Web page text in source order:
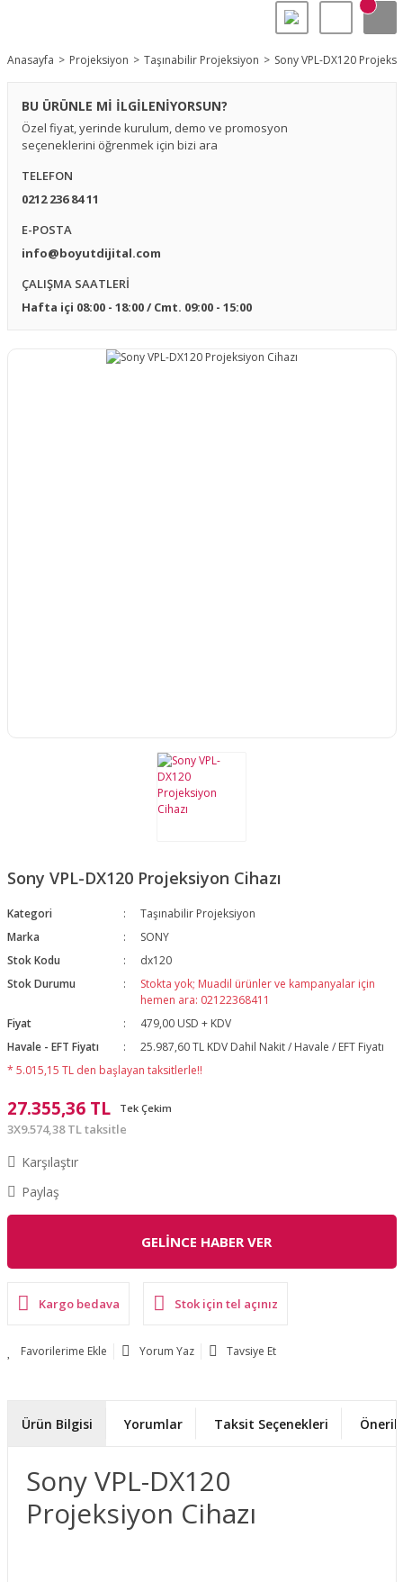
Anasayfa Projeksiyon Taşınabilir Projeksiyon Sony VPL-DX120
BU ÜRÜNLE Mİ İLGİLENİYORSUN?
Özel fiyat, yerinde kurulum, demo ve promosyon
seçeneklerini öğrenmek için bizi ara
TELEFON
0212 236 84 11
E-POSTA
info@boyutdijital.com
ÇALIŞMA SAATLERİ
Hafta içi 08:00 - 18:00 / Cmt. 09:00 - 15:00
Sony VPL-DX120 Projeksiyon Cihazı
Kategori
Taşınabilir Projeksiyon
Marka
SONY
Stok Kodu
dx120
Stok Durumu
Stokta yok; Muadil ürünler ve kampanyalar için
hemen ara: 02122368411
Fiyat
479,00 USD + KDV
Havale - EFT Fiyatı
25.987,60 TL KDV Dahil Nakit / Havale / EFT Fiyatı
* 5.015,15 TL den başlayan taksitlerle!!
27.355,36 TL Tek Çekim
3X9.574,38 TL taksitle
Karşılaştır
Paylaş
GELİNCE HABER VER
Kargo bedava Stok için tel açınız
Yorum Yaz Tavsiye Et
Ürün Bilgisi Yorumlar Taksit Seçenekleri
Sony VPL-DX120
Projeksiyon Cihazı